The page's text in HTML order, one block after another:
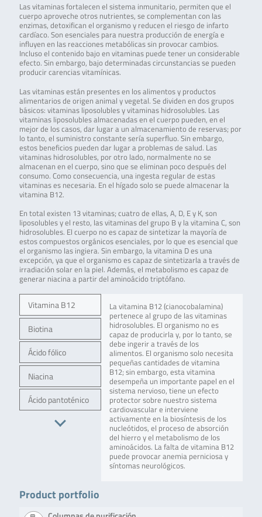
Las vitaminas fortalecen el sistema inmunitario, permiten que el
cuerpo aproveche otros nutrientes, se complementan con las
enzimas, detoxifican el organismo y reducen el riesgo de infarto
cardíaco. Son esenciales para nuestra producción de energía e
influyen en las reacciones metabólicas sin provocar cambios.
Incluso el contenido bajo en vitaminas puede tener un considerable
efecto. Sin embargo, bajo determinadas circunstancias se pueden
producir carencias vitamínicas.
Las vitaminas están presentes en los alimentos y productos
alimentarios de origen animal y vegetal. Se dividen en dos grupos
básicos: vitaminas liposolubles y vitaminas hidrosolubles. Las
vitaminas liposolubles almacenadas en el cuerpo pueden, en el
mejor de los casos, dar lugar a un almacenamiento de reservas; por
lo tanto, el suministro constante sería superfluo. Sin embargo,
estos beneficios pueden dar lugar a problemas de salud. Las
vitaminas hidrosolubles, por otro lado, normalmente no se
almacenan en el cuerpo, sino que se eliminan poco después del
consumo. Como consecuencia, una ingesta regular de estas
vitaminas es necesaria. En el hígado solo se puede almacenar la
vitamina B12.
En total existen 13 vitaminas; cuatro de ellas, A, D, E y K, son
liposolubles y el resto, las vitaminas del grupo B y la vitamina C, son
hidrosolubles. El cuerpo no es capaz de sintetizar la mayoría de
estos compuestos orgánicos esenciales, por lo que es esencial que
el organismo las ingiera. Sin embargo, la vitamina D es una
excepción, ya que el organismo es capaz de sintetizarla a través de
irradiación solar en la piel. Además, el metabolismo es capaz de
generar niacina a partir del aminoácido triptófano.
Vitamina B12
Biotina
Ácido fólico
Niacina
Ácido pantoténico
La vitamina B12 (cianocobalamina)
pertenece al grupo de las vitaminas
hidrosolubles. El organismo no es
capaz de producirla y, por lo tanto, se
debe ingerir a través de los
alimentos. El organismo solo necesita
pequeñas cantidades de vitamina
B12; sin embargo, esta vitamina
desempeña un importante papel en el
sistema nervioso, tiene un efecto
protector sobre nuestro sistema
cardiovascular e interviene
activamente en la biosíntesis de los
nucleótidos, el proceso de absorción
del hierro y el metabolismo de los
aminoácidos. La falta de vitamina B12
puede provocar anemia perniciosa y
síntomas neurológicos.
Product portfolio